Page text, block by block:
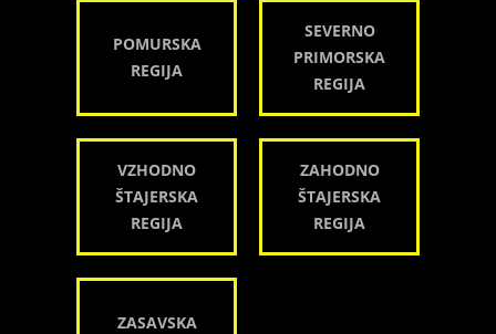
POMURSKA
REGIJA
SEVERNO
PRIMORSKA
REGIJA
VZHODNO
ŠTAJERSKA
REGIJA
ZAHODNO
ŠTAJERSKA
REGIJA
ZASAVSKA